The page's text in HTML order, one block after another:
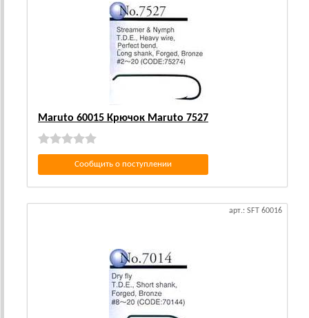
Maruto 60015 Крючок Maruto 7527
Сообщить о поступлении
арт.: SFT 60016